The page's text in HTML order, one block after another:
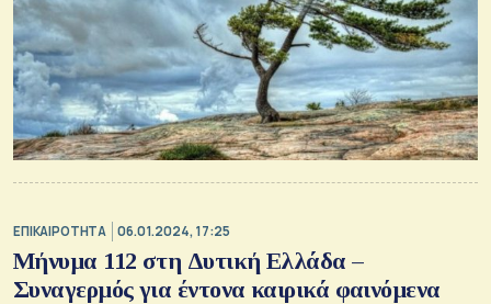
ΕΠΙΚΑΙΡΟΤΗΤΑ 06.01.2024, 17:25
Μήνυμα 112 στη Δυτική Ελλάδα –
Συναγερμός για έντονα καιρικά φαινόμενα